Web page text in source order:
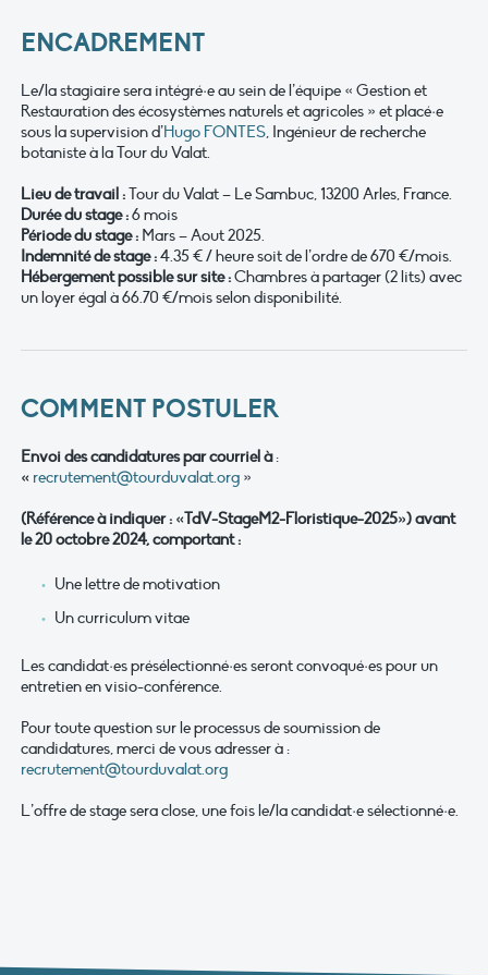
ENCADREMENT
Le/la stagiaire sera intégré·e au sein de l’équipe « Gestion et
Restauration des écosystèmes naturels et agricoles » et placé·e
sous la supervision d’Hugo FONTES, Ingénieur de recherche
botaniste à la Tour du Valat.
Lieu de travail :Tour du Valat – Le Sambuc, 13200 Arles, France.
Durée du stage :6 mois
Période du stage : Mars – Aout 2025.
Indemnité de stage :4.35 € / heure soit de l’ordre de 670 €/mois.
Hébergement possible sur site :Chambres à partager (2 lits) avec
un loyer égal à 66.70 €/mois selon disponibilité.
COMMENT POSTULER
Envoi des candidatures par courriel à:
« recrutement@tourduvalat.org »
(Référence à indiquer : «TdV-StageM2-Floristique-2025») avant
le 20 octobre 2024, comportant :
Une lettre de motivation
Un curriculum vitae
Les candidat·es présélectionné·es seront convoqué·es pour un
entretien en visio-conférence.
Pour toute question sur le processus de soumission de
candidatures, merci de vous adresser à :
recrutement@tourduvalat.org
L’offre de stage sera close, une fois le/la candidat·e sélectionné·e.